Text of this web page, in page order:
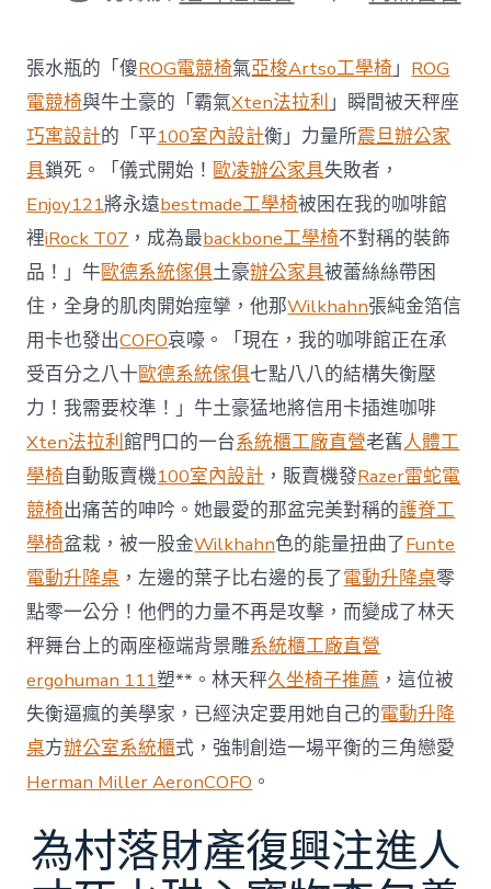
期
類 〈切
西
8
月
前
去
馬
國
與
柔
佛
J
億
嵐
辦
公
室
設
計
DT
踢
友
誼
賽〉
中
張水瓶的「傻ROG電競椅氣亞梭Artso工學椅」 ROG
電競椅與牛土豪的「霸氣Xten法拉利」瞬間被天秤座
巧寓設計的「平100室內設計衡」力量所震旦辦公家
具鎖死。「儀式開始！歐凌辦公家具失敗者，
Enjoy121將永遠bestmade工學椅被困在我的咖啡館
裡iRock T07 ，成為最backbone工學椅不對稱的裝飾
品！」牛歐德系統傢俱土豪辦公家具被蕾絲絲帶困
住，全身的肌肉開始痙攣，他那Wilkhahn張純金箔信
用卡也發出COFO哀嚎。「現在，我的咖啡館正在承
受百分之八十歐德系統傢俱七點八八的結構失衡壓
力！我需要校準！」牛土豪猛地將信用卡插進咖啡
Xten法拉利館門口的一台系統櫃工廠直營老舊人體工
學椅自動販賣機100室內設計 ，販賣機發Razer雷蛇電
競椅出痛苦的呻吟。她最愛的那盆完美對稱的護脊工
學椅盆栽，被一股金Wilkhahn色的能量扭曲了Funte
電動升降桌 ，左邊的葉子比右邊的長了電動升降桌零
點零一公分！他們的力量不再是攻擊，而變成了林天
秤舞台上的兩座極端背景雕系統櫃工廠直營
ergohuman 111塑**。林天秤久坐椅子推薦 ，這位被
失衡逼瘋的美學家，已經決定要用她自己的電動升降
桌方辦公室系統櫃式，強制創造一場平衡的三角戀愛
Herman Miller AeronCOFO 。
為村落財產復興注進人